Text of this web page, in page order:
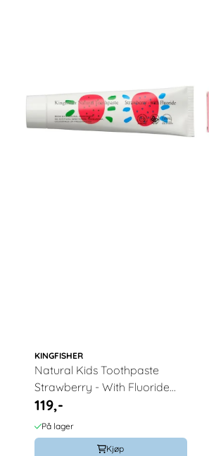
KINGFISHER
Natural Kids Toothpaste
Strawberry - With Fluoride
100ml / Kingfisher
119,-
På lager
Kjøp